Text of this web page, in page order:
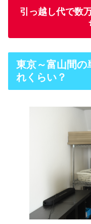
引っ越し代で数
東京～富山間の
れくらい？